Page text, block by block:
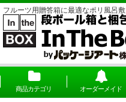
フルーツ用贈答箱に最適なポリ風呂敷
商品カテゴリ オーダーメイド